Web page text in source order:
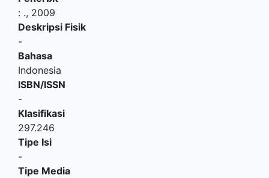
: ., 2009
Deskripsi Fisik
-
Bahasa
Indonesia
ISBN/ISSN
-
Klasifikasi
297.246
Tipe Isi
-
Tipe Media